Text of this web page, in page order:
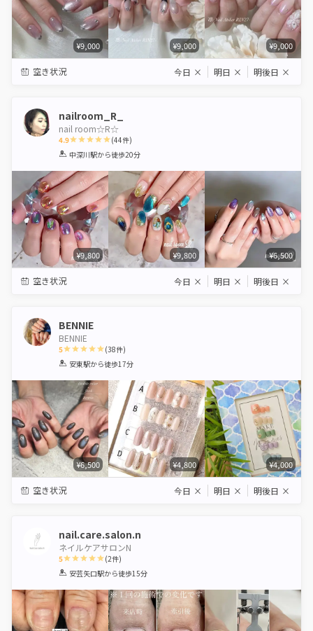
¥9,000 ¥9,000 ¥9,000
空き状況 今日 × 明日 × 明後日 ×
nailroom_R_
nail room☆R☆
4.9
1 2 3 4 5
(44件)
中深川駅から徒歩20分
¥9,800 ¥9,800 ¥6,500
空き状況 今日 × 明日 × 明後日 ×
BENNIE
BENNIE
5
1 2 3 4 5
(38件)
安東駅から徒歩17分
¥6,500 ¥4,800 ¥4,000
空き状況 今日 × 明日 × 明後日 ×
nail.care.salon.n
ネイルケアサロンN
5
1 2 3 4 5
(2件)
安芸矢口駅から徒歩15分